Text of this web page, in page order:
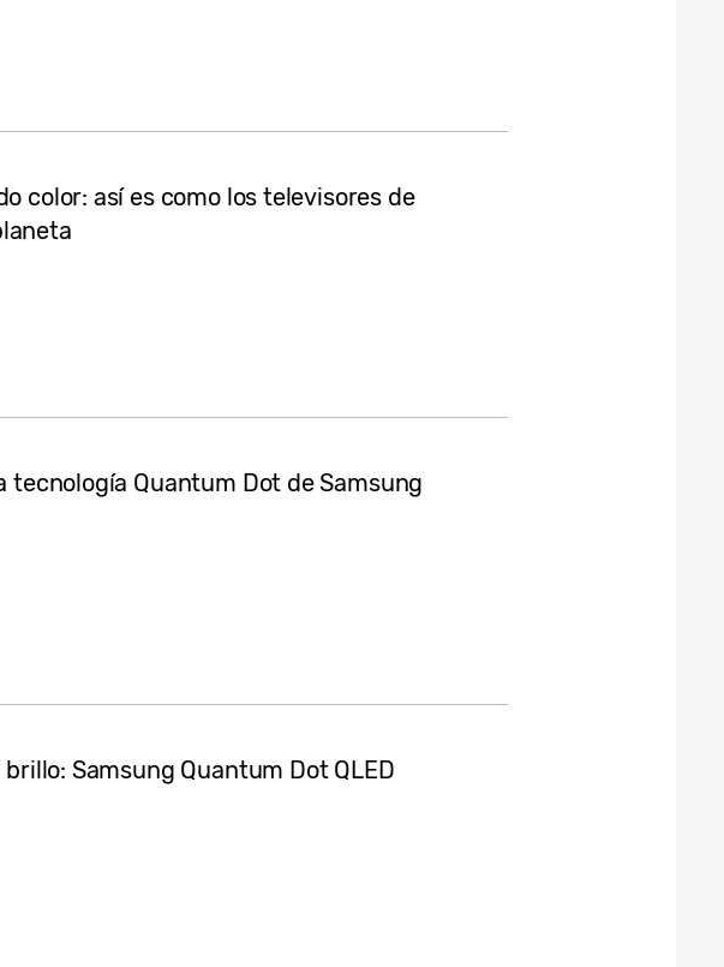
color: así es como los televisores de
tecnología Quantum Dot de Samsung
Samsung Quantum Dot QLED